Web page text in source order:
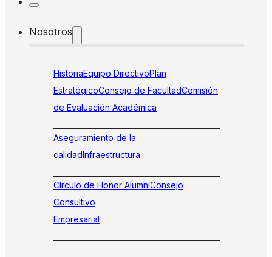
Nosotros
HistoriaEquipo DirectivoPlan
EstratégicoConsejo de FacultadComisión
de Evaluación Académica
Aseguramiento de la
calidadInfraestructura
Círculo de Honor AlumniConsejo
Consultivo
Empresarial